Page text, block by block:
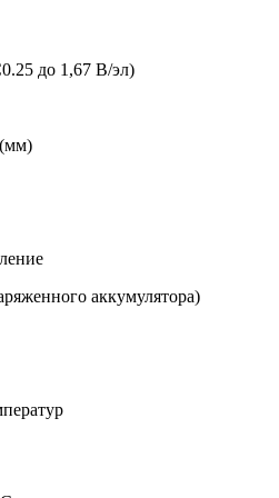
до 1,67 В/эл)
аккумулятора)